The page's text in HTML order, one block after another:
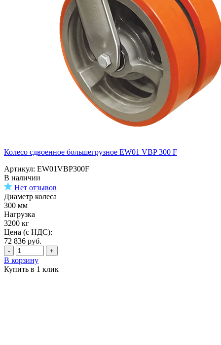
Колесо сдвоенное большегрузное EW01 VBP 300 F
Артикул: EW01VBP300F
В наличии
Нет отзывов
Диаметр колеса
300 мм
Нагрузка
3200 кг
Цена (с НДС):
72 836 руб.
- +
В корзину
Купить в 1 клик